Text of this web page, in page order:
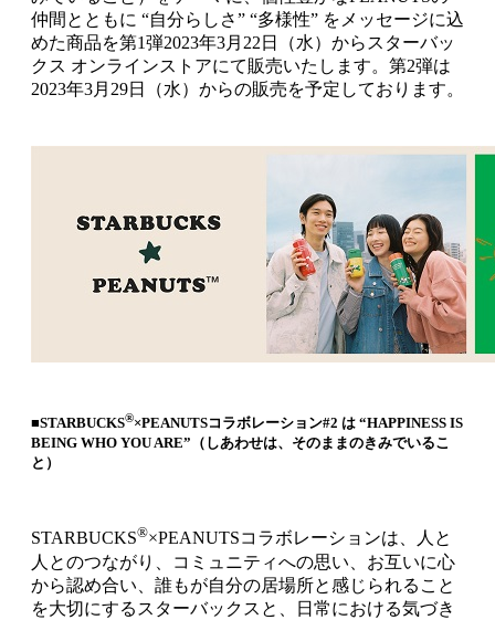
仲間とともに “自分らしさ” “多様性” をメッセージに込
めた商品を第1弾2023年3月22日（水）からスターバッ
クス オンラインストアにて販売いたします。第2弾は
2023年3月29日（水）からの販売を予定しております。
■STARBUCKS®×PEANUTSコラボレーション#2 は “HAPPINESS IS
BEING WHO YOU ARE”（しあわせは、そのままのきみでいるこ
と）
STARBUCKS®×PEANUTSコラボレーションは、人と
人とのつながり、コミュニティへの思い、お互いに心
から認め合い、誰もが自分の居場所と感じられること
を大切にするスターバックスと、日常における気づき